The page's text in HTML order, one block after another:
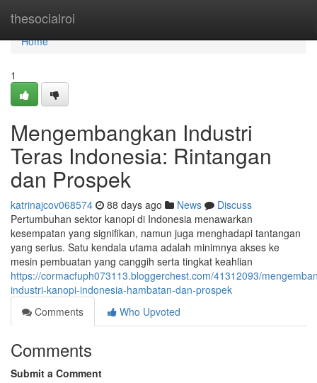
thesocialroi
Home
Home
1
Mengembangkan Industri
Teras Indonesia: Rintangan
dan Prospek
katrinajcov068574 88 days ago News
Discuss
Pertumbuhan sektor kanopi di Indonesia menawarkan
kesempatan yang signifikan, namun juga menghadapi tantangan
yang serius. Satu kendala utama adalah minimnya akses ke
mesin pembuatan yang canggih serta tingkat keahlian
https://cormacfuph073113.bloggerchest.com/41312093/
industri-kanopi-indonesia-hambatan-dan-prospek
Comments
Who Upvoted
Comments
Submit a Comment